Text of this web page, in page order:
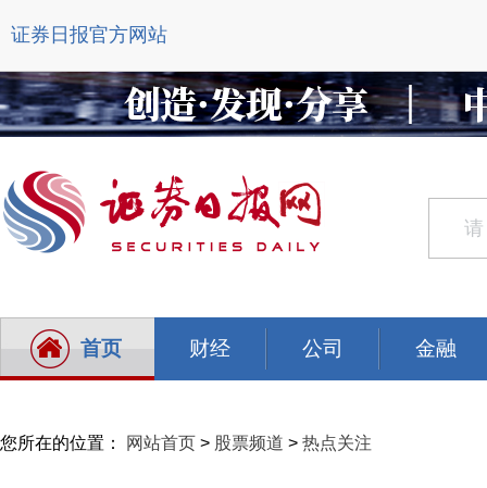
证券日报官方网站
首页 财经 公司 金融
您所在的位置： 网站首页 > 股票频道 > 热点关注